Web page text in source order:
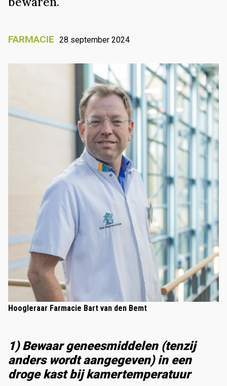
FARMACIE 28 september 2024
Hoogleraar Farmacie Bart van den Bemt
1) Bewaar geneesmiddelen (tenzij
anders wordt aangegeven) in een
droge kast bij kamertemperatuur